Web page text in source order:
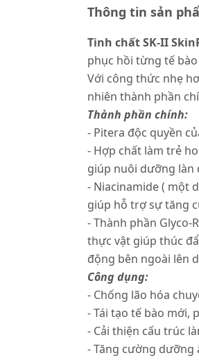
Thông tin sản
Tinh chất SK-II
phục hồi từng tế
Với công thức nhẹ
nhiên thành phần
Thành phần chính:
- Pitera độc quyền
- Hợp chất làm trẻ
giúp nuôi dưỡng làn
- Niacinamide ( một
giúp hỗ trợ sự tăng
- Thành phần
thực vật giúp thúc
động bên ngoài lên
Công dụng:
- Chống lão hóa
- Tái tạo tế bào mới,
- Cải thiện cấu trúc
- Tăng cường dưỡng